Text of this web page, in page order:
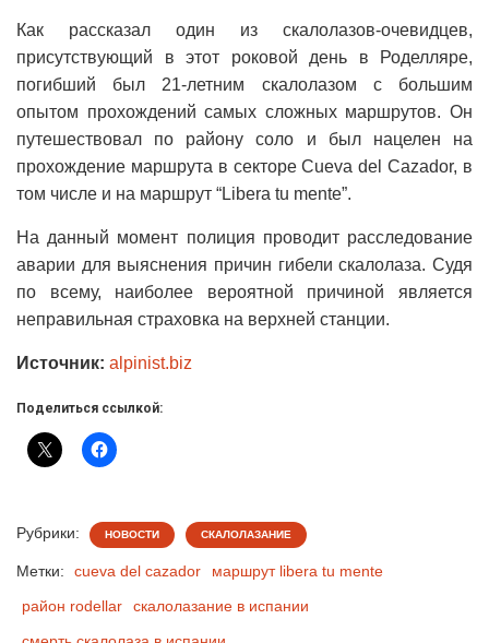
Как рассказал один из скалолазов-очевидцев,
присутствующий в этот роковой день в Роделляре,
погибший был 21-летним скалолазом с большим
опытом прохождений самых сложных маршрутов. Он
путешествовал по району соло и был нацелен на
прохождение маршрута в секторе Cueva del Cazador, в
том числе и на маршрут “Libera tu mente”.
На данный момент полиция проводит расследование
аварии для выяснения причин гибели скалолаза. Судя
по всему, наиболее вероятной причиной является
неправильная страховка на верхней станции.
Источник: alpinist.biz
Поделиться ссылкой:
Рубрики: НОВОСТИ СКАЛОЛАЗАНИЕ
Метки: cueva del cazador
маршрут libera tu mente
район rodellar
скалолазание в испании